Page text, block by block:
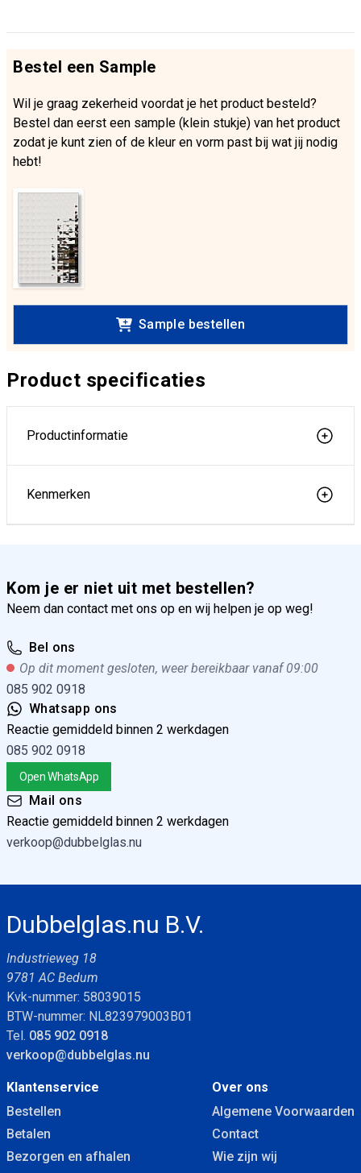
Bestel een Sample
Wil je graag zekerheid voordat je het product besteld?
Bestel dan eerst een sample (klein stukje) van het product
zodat je kunt zien of de kleur en vorm past bij wat jij nodig
hebt!
Sample bestellen
Product specificaties
Productinformatie
Kenmerken
Kom je er niet uit met bestellen?
Neem dan contact met ons op en wij helpen je op weg!
Bel ons
Op dit moment gesloten, weer bereikbaar vanaf 09:00
085 902 0918
Whatsapp ons
Reactie gemiddeld binnen 2 werkdagen
085 902 0918
Open WhatsApp
Mail ons
Reactie gemiddeld binnen 2 werkdagen
verkoop@dubbelglas.nu
Dubbelglas.nu B.V.
Industrieweg 18
9781 AC Bedum
Kvk-nummer: 58039015
BTW-nummer: NL823979003B01
Tel. 085 902 0918
verkoop@dubbelglas.nu
Klantenservice
Bestellen
Betalen
Bezorgen en afhalen
Over ons
Algemene Voorwaarden
Contact
Wie zijn wij